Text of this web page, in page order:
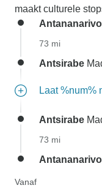
maakt culturele
Antananarivo
73 mi
Antsirabe
Laat %num%
Antsirabe
73 mi
Antananarivo
Vanaf